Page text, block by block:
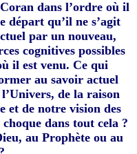
dans l’ordre où il
départ qu’il ne s’agit
par un nouveau,
cognitives possibles
il est venu. Ce qui
au savoir actuel
de la raison
et de notre vision des
dans tout cela ?
au Prophète ou au